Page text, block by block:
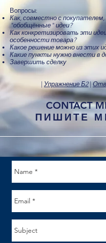
Вопросы:​
Как, совместно с
"обобщённые" идеи?
Как конкретизировать эти
особенности товара?
Какое решение можно из этих
Какие пункты нужно внести в
Завершить сделку
Упражнение Б2 |
CONTACT
ПИШИТЕ